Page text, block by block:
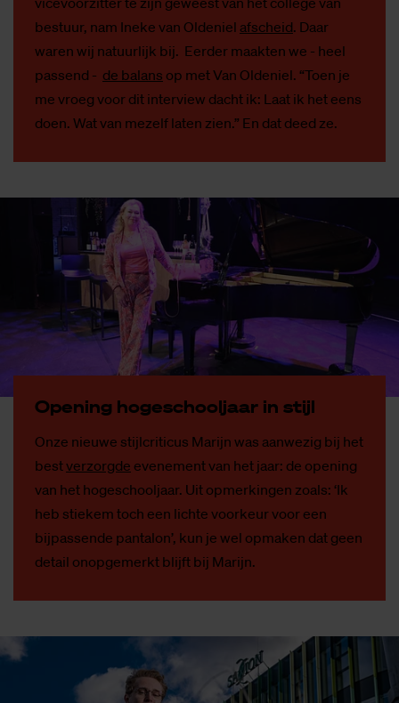
bestuur, nam Ineke van Oldeniel afscheid. Daar
waren wij natuurlijk bij. Eerder maakten we - heel
passend - de balans op met Van Oldeniel. “Toen je
me vroeg voor dit interview dacht ik: Laat ik het eens
doen. Wat van mezelf laten zien.” En dat deed ze.
Ope­ning ho­ge­school­jaar in stijl
Onze nieuwe stijlcriticus Marijn was aanwezig bij het
bestverzorgde evenement van het jaar: de opening
van het hogeschooljaar. Uit opmerkingen zoals: ‘Ik
heb stiekem toch een lichte voorkeur voor een
bijpassende pantalon’, kun je wel opmaken dat geen
detail onopgemerkt blijft bij Marijn.